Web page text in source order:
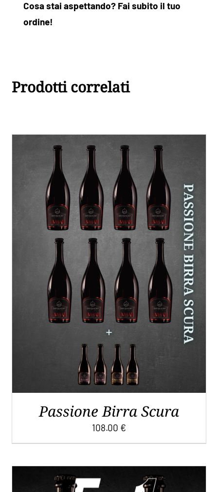
Cosa stai aspettando? Fai subito il tuo
ordine!
Prodotti correlati
AGGIUNGI AL CARRELLO / DETTAGLI
Passione Birra Scura
108.00 €